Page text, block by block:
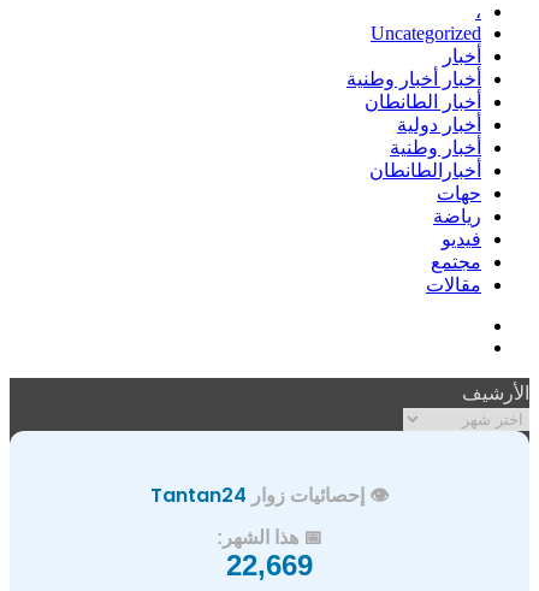
،
Uncategorized
أخبار
أخبار أخبار وطنية
أخبار الطانطان
أخبار دولية
أخبار وطنية
أخبارالطانطان
حهات
رياضة
فيديو
مجتمع
مقالات
RSS
الأرشيف
الأرشيف
👁️ إحصائيات زوار Tantan24
📅 هذا الشهر:
22,669